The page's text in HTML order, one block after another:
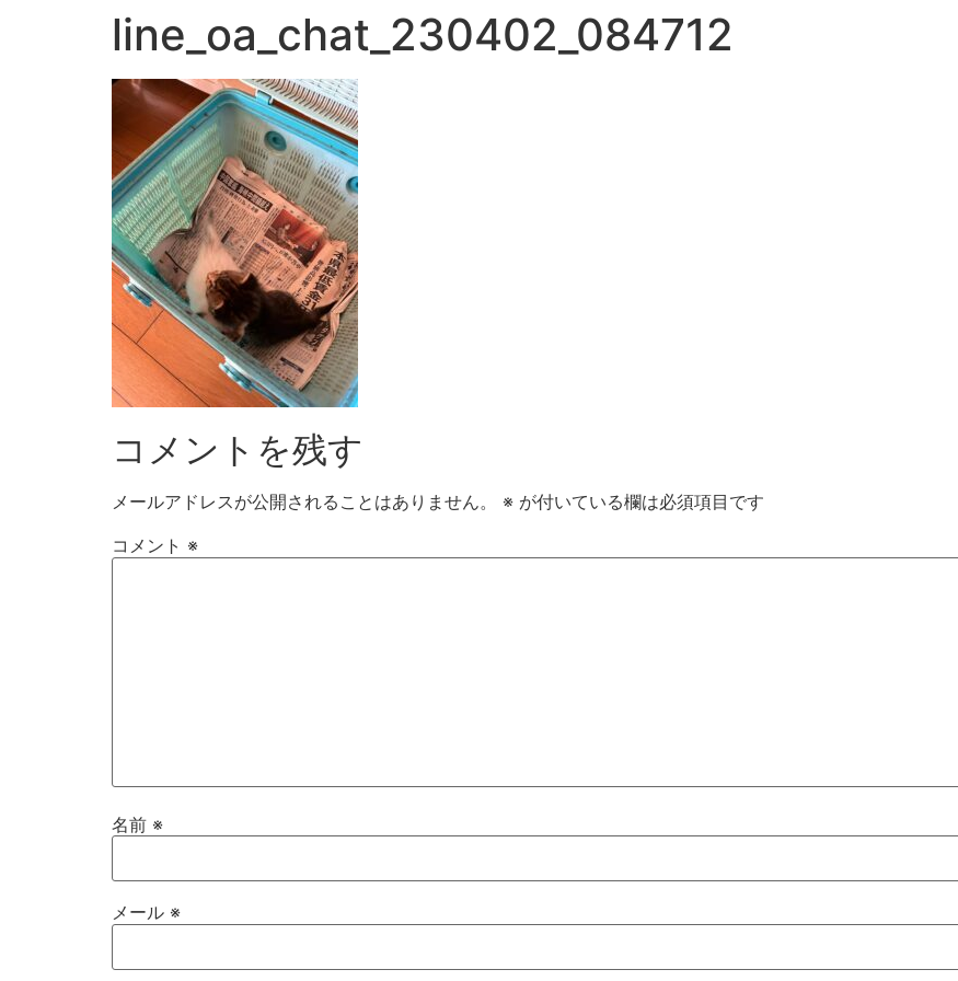
line_oa_chat_230402_084712
コメントを残す
メールアドレスが公開されることはありません。 ※ が付いている欄は必須項目です
コメント ※
名前 ※
メール ※